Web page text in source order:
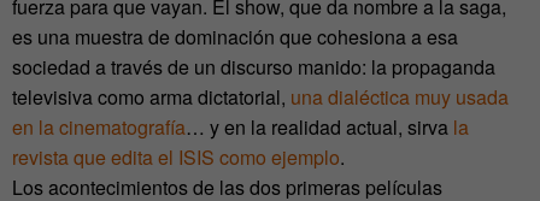
fuerza para que vayan. El show, que da nombre a la saga,
es una muestra de dominación que cohesiona a esa
sociedad a través de un discurso manido: la propaganda
televisiva como arma dictatorial, una dialéctica muy usada
en la cinematografía… y en la realidad actual, sirva la
revista que edita el ISIS como ejemplo.
Los acontecimientos de las dos primeras películas